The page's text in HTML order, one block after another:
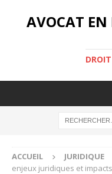
AVOCAT
ACCUEIL JURIDIQUE
enjeux juridiques et